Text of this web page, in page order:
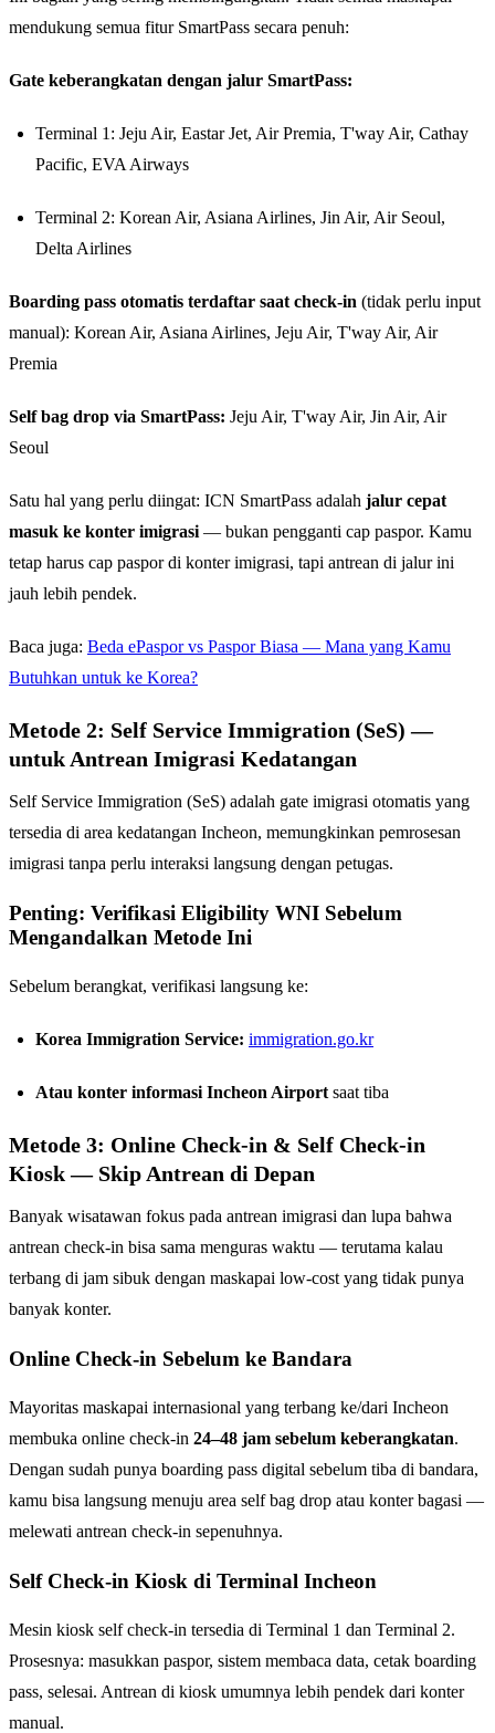
mendukung semua fitur SmartPass secara penuh:
Gate keberangkatan dengan jalur SmartPass:
Terminal 1: Jeju Air, Eastar Jet, Air Premia, T'way Air, Cathay
Pacific, EVA Airways
Terminal 2: Korean Air, Asiana Airlines, Jin Air, Air Seoul,
Delta Airlines
Boarding pass otomatis terdaftar saat check-in (tidak perlu input
manual): Korean Air, Asiana Airlines, Jeju Air, T'way Air, Air
Premia
Self bag drop via SmartPass: Jeju Air, T'way Air, Jin Air, Air
Seoul
Satu hal yang perlu diingat: ICN SmartPass adalah jalur cepat
masuk ke konter imigrasi— bukan pengganti cap paspor. Kamu
tetap harus cap paspor di konter imigrasi, tapi antrean di jalur ini
jauh lebih pendek.
Baca juga: Beda ePaspor vs Paspor Biasa — Mana yang Kamu
Butuhkan untuk ke Korea?
Metode 2: Self Service Immigration (SeS) —
untuk Antrean Imigrasi Kedatangan
Self Service Immigration (SeS) adalah gate imigrasi otomatis yang
tersedia di area kedatangan Incheon, memungkinkan pemrosesan
imigrasi tanpa perlu interaksi langsung dengan petugas.
Penting: Verifikasi Eligibility WNI Sebelum
Mengandalkan Metode Ini
Sebelum berangkat, verifikasi langsung ke:
Korea Immigration Service: immigration.go.kr
Atau konter informasi Incheon Airport saat tiba
Metode 3: Online Check-in & Self Check-in
Kiosk — Skip Antrean di Depan
Banyak wisatawan fokus pada antrean imigrasi dan lupa bahwa
antrean check-in bisa sama menguras waktu — terutama kalau
terbang di jam sibuk dengan maskapai low-cost yang tidak punya
banyak konter.
Online Check-in Sebelum ke Bandara
Mayoritas maskapai internasional yang terbang ke/dari Incheon
membuka online check-in 24–48 jam sebelum keberangkatan.
Dengan sudah punya boarding pass digital sebelum tiba di bandara,
kamu bisa langsung menuju area self bag drop atau konter bagasi —
melewati antrean check-in sepenuhnya.
Self Check-in Kiosk di Terminal Incheon
Mesin kiosk self check-in tersedia di Terminal 1 dan Terminal 2.
Prosesnya: masukkan paspor, sistem membaca data, cetak boarding
pass, selesai. Antrean di kiosk umumnya lebih pendek dari konter
manual.